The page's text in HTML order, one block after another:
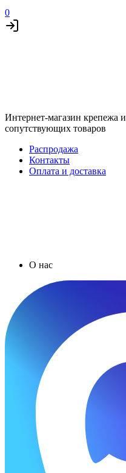
0
Интернет-магазин крепежа и
сопутствующих товаров
Распродажа
Контакты
Оплата и доставка
О нас